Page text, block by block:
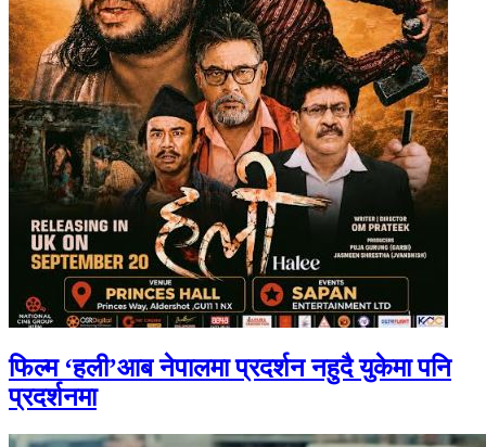
फिल्म ‘हली’आब नेपालमा प्रदर्शन नहुदै युकेमा पनि
प्रदर्शनमा